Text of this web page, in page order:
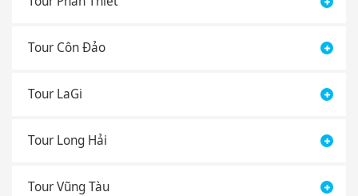
Tour Côn Đảo
Tour LaGi
Tour Long Hải
Tour Vũng Tàu